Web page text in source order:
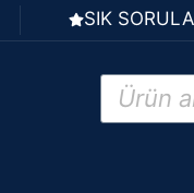
SIK
Products
search